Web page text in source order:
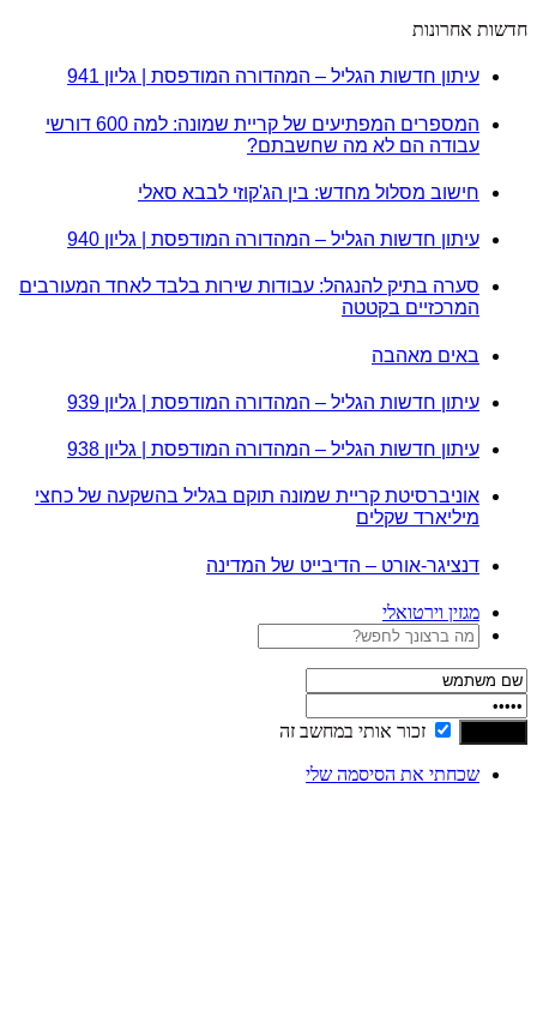
חדשות אחרונות
עיתון חדשות הגליל – המהדורה המודפסת | גליון 941
המספרים המפתיעים של קריית שמונה: למה 600 דורשי
עבודה הם לא מה שחשבתם?
חישוב מסלול מחדש: בין הג'קוזי לבבא סאלי
עיתון חדשות הגליל – המהדורה המודפסת | גליון 940
סערה בתיק להנגהל: עבודות שירות בלבד לאחד המעורבים
המרכזיים בקטטה
באים מאהבה
עיתון חדשות הגליל – המהדורה המודפסת | גליון 939
עיתון חדשות הגליל – המהדורה המודפסת | גליון 938
אוניברסיטת קריית שמונה תוקם בגליל בהשקעה של כחצי
מיליארד שקלים
דנציגר-אורט – הדיבייט של המדינה
מגזין וירטואלי
זכור אותי במחשב זה
שכחתי את הסיסמה שלי